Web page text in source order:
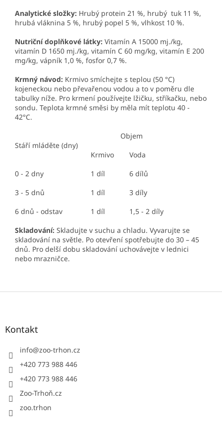
Analytické složky: Hrubý protein 21 %, hrubý tuk 11 %,
hrubá vláknina 5 %, hrubý popel 5 %, vlhkost 10 %.
Nutriční doplňkové látky: Vitamín A 15000 mj./kg,
vitamín D 1650 mj./kg, vitamín C 60 mg/kg, vitamín E 200
mg/kg, vápník 1,0 %, fosfor 0,7 %.
Krmný návod: Krmivo smíchejte s teplou (50 °C)
kojeneckou nebo převařenou vodou a to v poměru dle
tabulky níže. Pro krmení používejte lžičku, stříkačku, nebo
sondu. Teplota krmné směsi by měla mít teplotu 40 -
42°C.
Stáří mláděte (dny)
Objem
Krmivo
Voda
0 - 2 dny
1 díl
6 dílů
3 - 5 dnů
1 díl
3 díly
6 dnů - odstav
1 díl
1,5 - 2 díly
Skladování: Skladujte v suchu a chladu. Vyvarujte se
skladování na světle. Po otevření spotřebujte do 30 – 45
dnů. Pro delší dobu skladování uchovávejte v lednici
nebo mrazničce.
Z
Kontakt
info@zoo-trhon.cz
+420 773 988 446
+420 773 988 446
Zoo-Trhoň.cz
zoo.trhon